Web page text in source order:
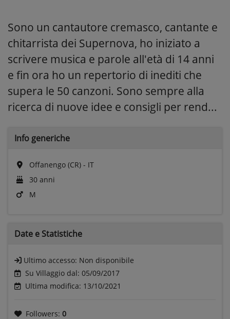
Sono un cantautore cremasco, cantante e
chitarrista dei Supernova, ho iniziato a
scrivere musica e parole all'età di 14 anni
e fin ora ho un repertorio di inediti che
supera le 50 canzoni. Sono sempre alla
ricerca di nuove idee e consigli per rend...
Info generiche
Offanengo (CR) - IT
30 anni
M
Date e Statistiche
Ultimo accesso: Non disponibile
Su Villaggio dal: 05/09/2017
Ultima modifica: 13/10/2021
Followers: 0